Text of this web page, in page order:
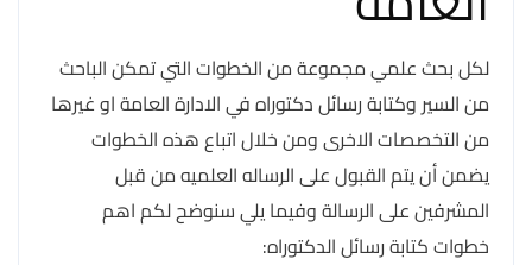
لكل بحث علمي مجموعة من الخطوات التي تمكن الباحث
من السير وكتابة رسائل دكتوراه في الادارة العامة او غيرها
من التخصصات الاخرى ومن خلال اتباع هذه الخطوات
يضمن أن يتم القبول على الرساله العلميه من قبل
المشرفين على الرسالة وفيما يلي سنوضح لكم اهم
خطوات كتابة رسائل الدكتوراه: